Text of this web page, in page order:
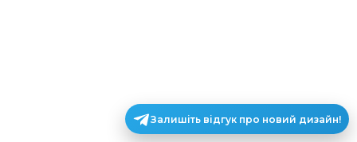
Залишіть відгук про новий дизайн!